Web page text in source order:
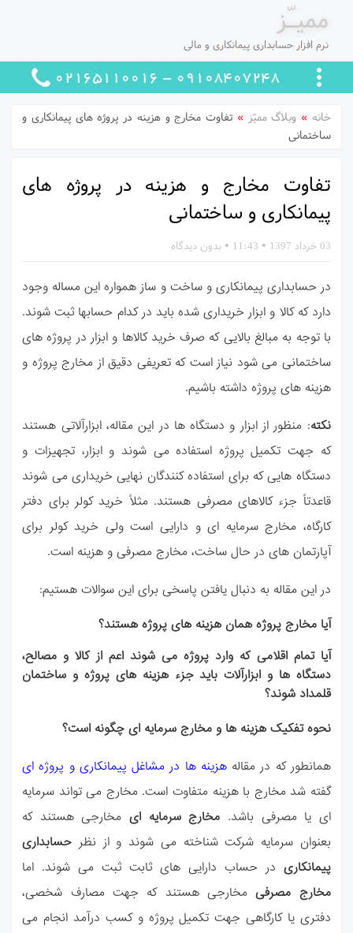
ممیـّز
نرم افزار حسابداری پیمانکاری و مالی
خانه » وبلاگ ممیّز » تفاوت مخارج و هزینه در پروژه های پیمانکاری و
ساختمانی
تفاوت مخارج و هزینه در پروژه های
پیمانکاری و ساختمانی
03 خرداد 1397 •
11:43
•بدون دیدگاه
در حسابداری پیمانکاری و ساخت و ساز همواره این مساله وجود
دارد که کالا و ابزار خریداری شده باید در کدام حسابها ثبت شوند.
با توجه به مبالغ بالایی که صرف خرید کالاها و ابزار در پروژه های
ساختمانی می شود نیاز است که تعریفی دقیق از مخارج پروژه و
هزینه های پروژه داشته باشیم.
نکته: منظور از ابزار و دستگاه ها در این مقاله، ابزارآلاتی هستند
که جهت تکمیل پروژه استفاده می شوند و ابزار، تجهیزات و
دستگاه هایی که برای استفاده کنندگان نهایی خریداری می شوند
قاعدتاً جزء کالاهای مصرفی هستند. مثلاً خرید کولر برای دفتر
کارگاه، مخارج سرمایه ای و دارایی است ولی خرید کولر برای
آپارتمان های در حال ساخت، مخارج مصرفی و هزینه است.
در این مقاله به دنبال یافتن پاسخی برای این سوالات هستیم:
آیا مخارج پروژه همان هزینه های پروژه هستند؟
آیا تمام اقلامی که وارد پروژه می شوند اعم از کالا و مصالح،
دستگاه ها و ابزارآلات باید جزء هزینههای پروژه و ساختمان
قلمداد شوند؟
نحوه تفکیک هزینه ها و مخارج سرمایه ای چگونه است؟
همانطور که در مقالههزینه ها در مشاغل پیمانکاری و پروژه ای
گفته شد مخارج با هزینه متفاوت است. مخارج می تواند سرمایه
ای یا مصرفی باشد. مخارج سرمایه ایمخارجی هستند که
بعنوان سرمایه شرکت شناخته می شوند و از نظر حسابداری
پیمانکاری در حساب دارایی های ثابت ثبت می شوند. اما
مخارج مصرفیمخارجیهستند که جهت مصارف شخصی،
دفتری یا کارگاهی جهت تکمیل پروژه و کسب درآمد انجام می